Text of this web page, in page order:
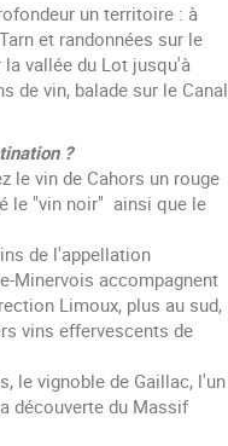
un territoire : à
et randonnées sur le
la vallée du Lot jusqu'à
de vin, balade sur le Canal
?
le vin de Cahors un rouge
le "vin noir" ainsi que le
de l'appellation
Minervois accompagnent
Limoux, plus au sud,
vins effervescents de
le vignoble de Gaillac, l'un
découverte du Massif